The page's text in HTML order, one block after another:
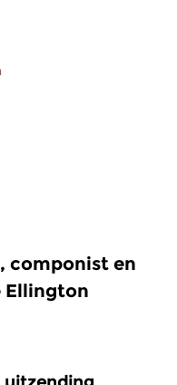
componist en
Ellington